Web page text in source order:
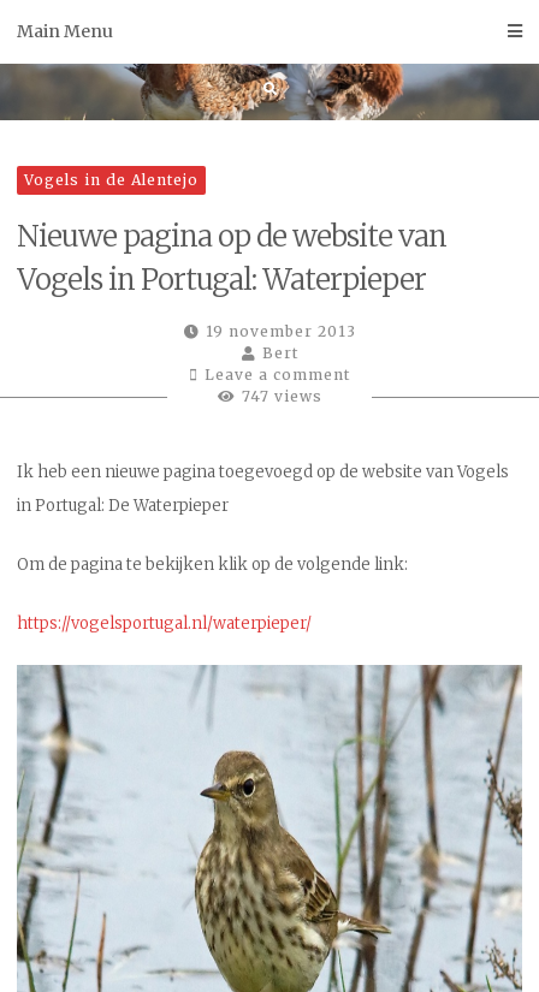
Main Menu
Vogels in de Alentejo
Nieuwe pagina op de website van
Vogels in Portugal: Waterpieper
19 november 2013
Bert
Leave a comment
747 views
Ik heb een nieuwe pagina toegevoegd op de website van Vogels
in Portugal: De Waterpieper
Om de pagina te bekijken klik op de volgende link:
https://vogelsportugal.nl/waterpieper/